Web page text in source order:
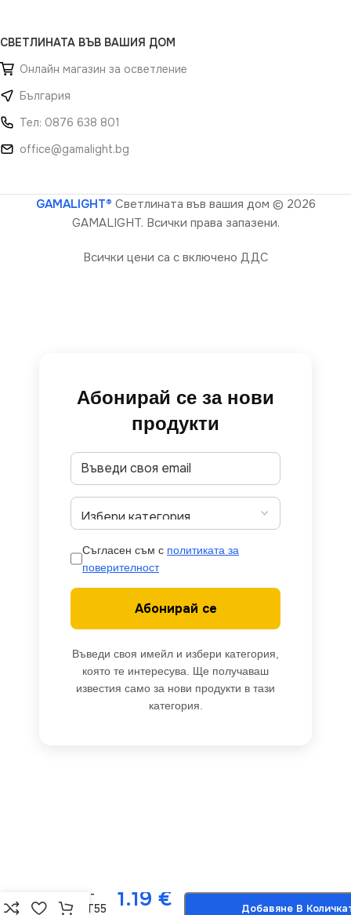
СВЕТЛИНАТА ВЪВ ВАШИЯ ДОМ
Онлайн магазин за осветление
България
Тел: 0876 638 801
office@gamalight.bg
GAMALIGHT® Светлината във вашия дом © 2026
GAMALIGHT. Всички права запазени.
Всички цени са с включено ДДС
Абонирай се за нови
продукти
Съгласен съм с политиката за
поверителност
Абонирай се
Въведи своя имейл и избери категория,
която те интересува. Ще получаваш
известия само за нови продукти в тази
категория.
Лустер-
клема Т55
1.19 € Добавяне В